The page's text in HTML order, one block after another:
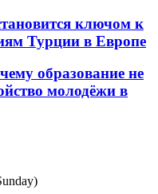
ключом к
Турции в Европе
образование не
молодёжи в